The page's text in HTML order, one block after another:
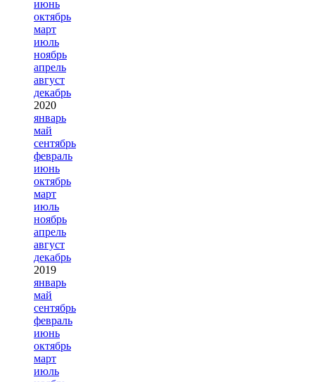
июнь
октябрь
март
июль
ноябрь
апрель
август
декабрь
2020
январь
май
сентябрь
февраль
июнь
октябрь
март
июль
ноябрь
апрель
август
декабрь
2019
январь
май
сентябрь
февраль
июнь
октябрь
март
июль